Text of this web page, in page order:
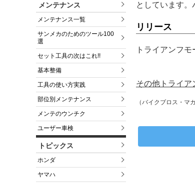
メンテナンス
メンテナンス一覧
サンメカのためのツール100
選
セット工具の次はこれ!!
基本整備
工具の使い方実践
部位別メンテナンス
メンテのウンチク
ユーザー車検
トピックス
ホンダ
ヤマハ
としています。
リリース
トライアンフ
その他トライア
（バイクブロス・マ